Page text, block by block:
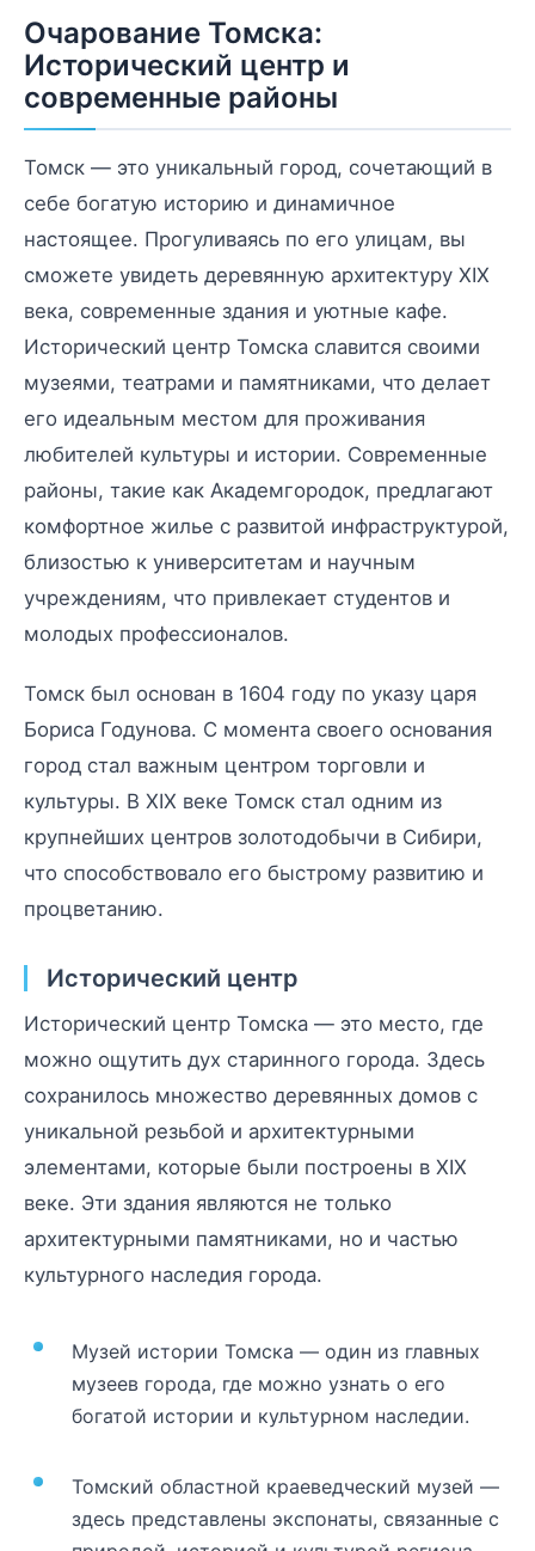
Очарование Томска:
Исторический центр и
современные районы
Томск — это уникальный город, сочетающий в
себе богатую историю и динамичное
настоящее. Прогуливаясь по его улицам, вы
сможете увидеть деревянную архитектуру XIX
века, современные здания и уютные кафе.
Исторический центр Томска славится своими
музеями, театрами и памятниками, что делает
его идеальным местом для проживания
любителей культуры и истории. Современные
районы, такие как Академгородок, предлагают
комфортное жилье с развитой инфраструктурой,
близостью к университетам и научным
учреждениям, что привлекает студентов и
молодых профессионалов.
Томск был основан в 1604 году по указу царя
Бориса Годунова. С момента своего основания
город стал важным центром торговли и
культуры. В XIX веке Томск стал одним из
крупнейших центров золотодобычи в Сибири,
что способствовало его быстрому развитию и
процветанию.
Исторический центр
Исторический центр Томска — это место, где
можно ощутить дух старинного города. Здесь
сохранилось множество деревянных домов с
уникальной резьбой и архитектурными
элементами, которые были построены в XIX
веке. Эти здания являются не только
архитектурными памятниками, но и частью
культурного наследия города.
Музей истории Томска — один из главных
музеев города, где можно узнать о его
богатой истории и культурном наследии.
Томский областной краеведческий музей —
здесь представлены экспонаты, связанные с